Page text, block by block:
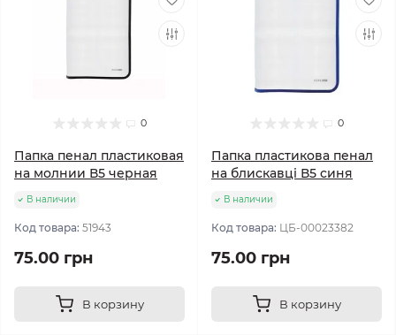
0
Папка пенал пластиковая
на молнии В5 черная
В наличии
Код товара: 51943
75.00 грн
В корзину
0
Папка пластикова пенал
на блискавці В5 синя
В наличии
Код товара: ЦБ-00023382
75.00 грн
В корзину